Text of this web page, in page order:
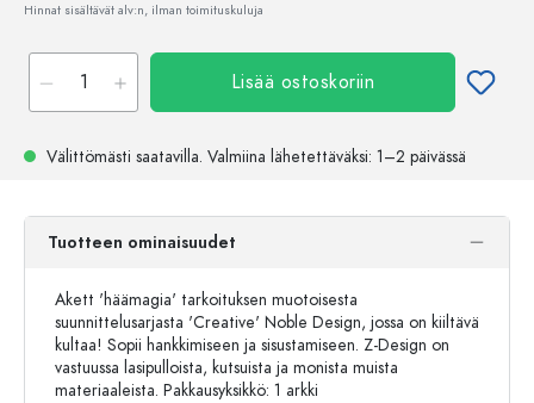
Hinnat sisältävät alv:n, ilman toimituskuluja
Lisää ostoskoriin
Välittömästi saatavilla. Valmiina lähetettäväksi: 1–2 päivässä
Tuotteen ominaisuudet
Akett 'häämagia' tarkoituksen muotoisesta
suunnittelusarjasta 'Creative' Noble Design, jossa on kiiltävä
kultaa! Sopii hankkimiseen ja sisustamiseen. Z-Design on
vastuussa lasipulloista, kutsuista ja monista muista
materiaaleista. Pakkausyksikkö: 1 ​​arkki